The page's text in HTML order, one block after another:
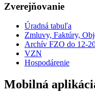
Zverejňovanie
Úradná tabuľa
Zmluvy, Faktúry,
Archív FZO do 12-
VZN
Hospodárenie
Mobilná